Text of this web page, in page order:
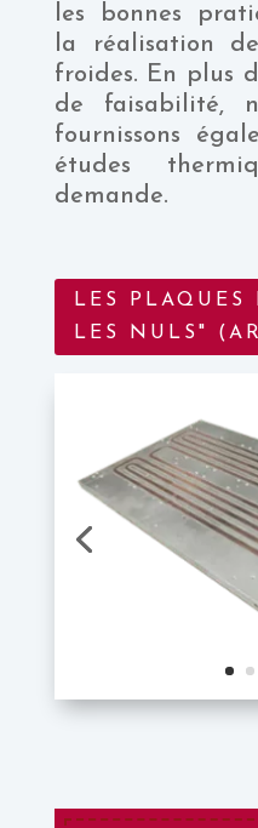
les bonnes
la réalisation
froides. En plus
de faisabilité,
fournissons
études
demande.
LES PLAQUES
LES NULS"